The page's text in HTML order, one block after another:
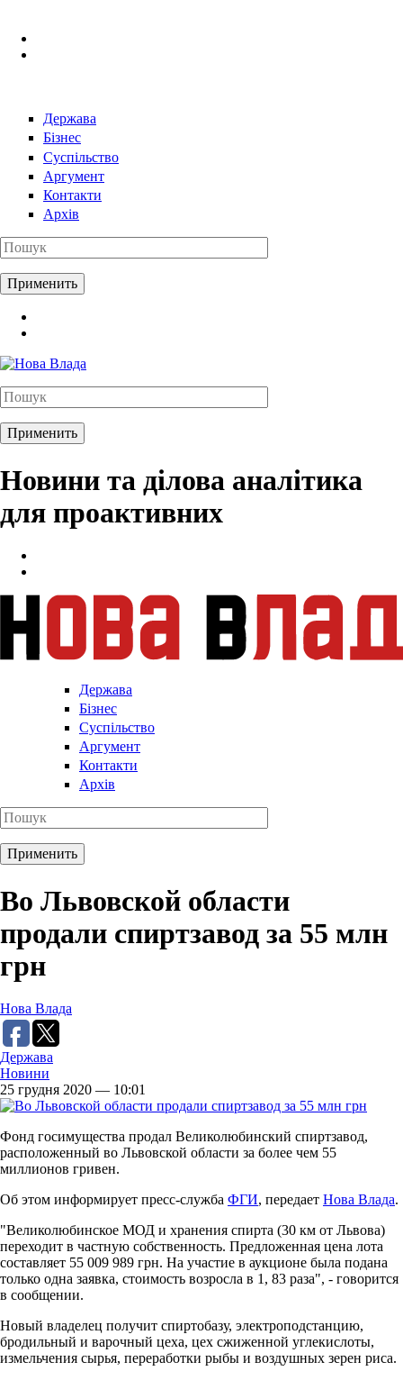
Держава
Бізнес
Суспільство
Аргумент
Контакти
Архів
Новини та ділова аналітика
для проактивних
Держава
Бізнес
Суспільство
Аргумент
Контакти
Архів
Во Львовской области
продали спиртзавод за 55 млн
грн
Нова Влада
Держава
Новини
25 грудня 2020 — 10:01
Фонд госимущества продал Великолюбинский спиртзавод,
расположенный во Львовской области за более чем 55
миллионов гривен.
Об этом информирует пресс-служба ФГИ, передает Нова Влада.
"Великолюбинское МОД и хранения спирта (30 км от Львова)
переходит в частную собственность. Предложенная цена лота
составляет 55 009 989 грн. На участие в аукционе была подана
только одна заявка, стоимость возросла в 1, 83 раза", - говорится
в сообщении.
Новый владелец получит спиртобазу, электроподстанцию,
бродильный и варочный цеха, цех сжиженной углекислоты,
измельчения сырья, переработки рыбы и воздушных зерен риса.